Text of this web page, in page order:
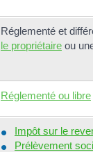
Réglementé et
le propriétaire ou
Réglementé ou libre
Impôt sur le
Prélèvement